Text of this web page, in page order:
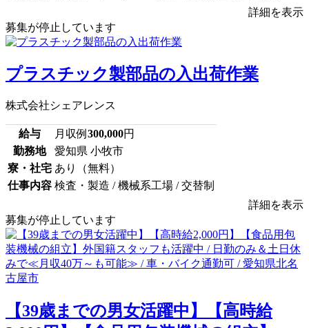
詳細を表示
募集が停止しています
プラスチック製部品の入出荷作業
株式会社シェアレンス
給与 月収例 300,000円
勤務地
愛知県 小牧市
寮・社宅 あり（無料）
仕事内容 検査・製造 / 機械系工場 / 交替制
詳細を表示
募集が停止しています
【39歳までの男女活躍中】【高時給